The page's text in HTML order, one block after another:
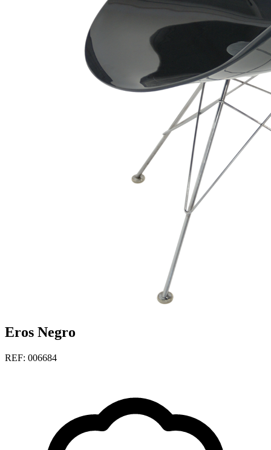
Eros Negro
REF: 006684